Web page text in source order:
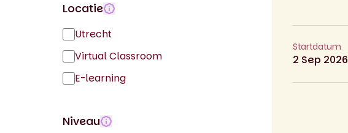
Locatie
Utrecht
Virtual Classroom
E-learning
Niveau
Startdatum
2 Sep 2026